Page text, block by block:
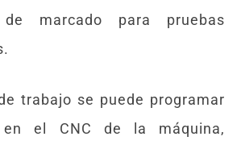
de marcado para pruebas
trabajo se puede programar
en el CNC de la máquina,